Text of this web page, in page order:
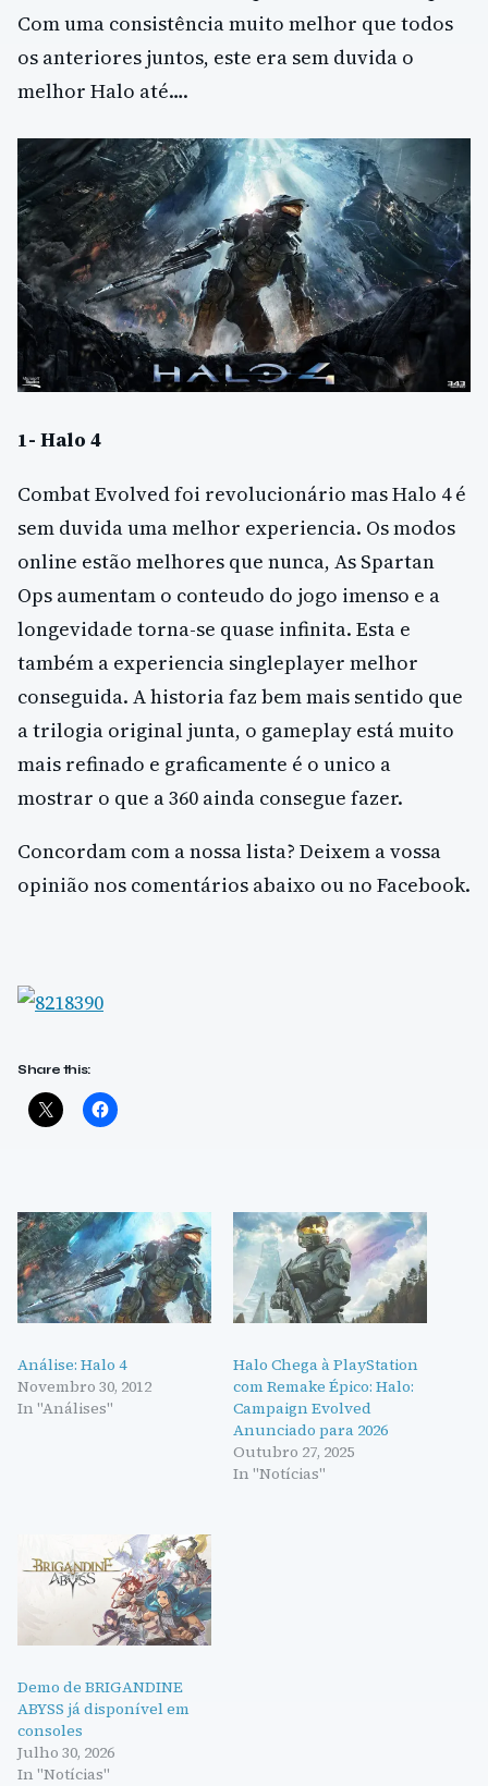
Com uma consistência muito melhor que todos
os anteriores juntos, este era sem duvida o
melhor Halo até….
1- Halo 4
Combat Evolved foi revolucionário mas Halo 4 é
sem duvida uma melhor experiencia. Os modos
online estão melhores que nunca, As Spartan
Ops aumentam o conteudo do jogo imenso e a
longevidade torna-se quase infinita. Esta e
também a experiencia singleplayer melhor
conseguida. A historia faz bem mais sentido que
a trilogia original junta, o gameplay está muito
mais refinado e graficamente é o unico a
mostrar o que a 360 ainda consegue fazer.
Concordam com a nossa lista? Deixem a vossa
opinião nos comentários abaixo ou no Facebook.
Share this:
Análise: Halo 4
Novembro 30, 2012
In "Análises"
Halo Chega à PlayStation
com Remake Épico: Halo:
Campaign Evolved
Anunciado para 2026
Outubro 27, 2025
In "Notícias"
Demo de BRIGANDINE
ABYSS já disponível em
consoles
Julho 30, 2026
In "Notícias"